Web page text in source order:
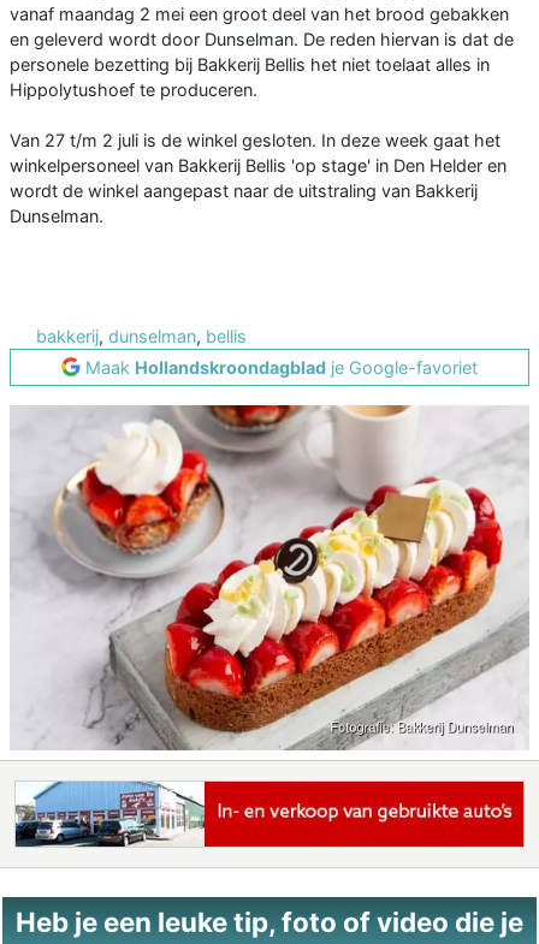
vanaf maandag 2 mei een groot deel van het brood gebakken
en geleverd wordt door Dunselman. De reden hiervan is dat de
personele bezetting bij Bakkerij Bellis het niet toelaat alles in
Hippolytushoef te produceren.
Van 27 t/m 2 juli is de winkel gesloten. In deze week gaat het
winkelpersoneel van Bakkerij Bellis 'op stage' in Den Helder en
wordt de winkel aangepast naar de uitstraling van Bakkerij
Dunselman.
bakkerij, dunselman, bellis
Maak Hollandskroondagblad je Google-favoriet
Heb je een leuke tip, foto of video die je